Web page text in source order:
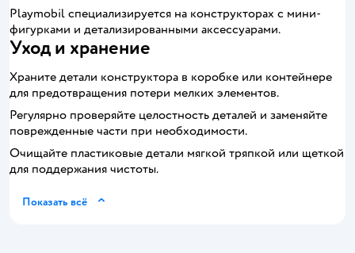
Playmobil специализируется на конструкторах с мини-
фигурками и детализированными аксессуарами.
Уход и хранение
Храните детали конструктора в коробке или контейнере
для предотвращения потери мелких элементов.
Регулярно проверяйте целостность деталей и заменяйте
поврежденные части при необходимости.
Очищайте пластиковые детали мягкой тряпкой или щеткой
для поддержания чистоты.
Показать всё